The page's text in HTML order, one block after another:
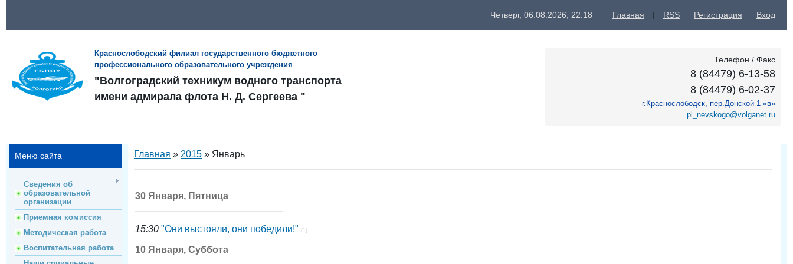
Четверг, 06.08.2026, 22:18 Главная | RSS Регистрация Вход
Краснослободский филиал государственного бюджетного
профессионального образовательного учреждения
"Волгоградский техникум водного транспорта
имени адмирала флота Н. Д. Сергеева "
Телефон / Факс
8 (84479) 6-13-58
8 (84479) 6-02-37
г.Краснослободск, пер.Донской 1 «в»
pl_nevskogo@volganet.ru
Меню сайта
Сведения об
образовательной
организации
Приемная комиссия
Методическая работа
Воспитательная работа
Главная » 2015 » Январь
30 Января, Пятница
15:30 "Они выстояли, они победили!" (1)
10 Января, Суббота